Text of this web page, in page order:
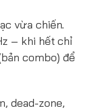
vừa chiến.
– khi hết chỉ
combo) để
dead-zone,